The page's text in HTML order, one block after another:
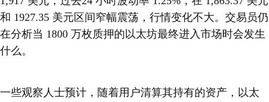
和 1927.35 美元区间窄幅震荡，行情变化不大。交易员仍
在分析当 1800 万枚质押的以太坊最终进入市场时会发生
什么。
一些观察人士预计，随着用户清算其持有的资产，以太